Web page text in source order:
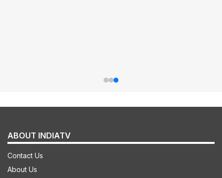
ABOUT INDIATV
Contact Us
About Us